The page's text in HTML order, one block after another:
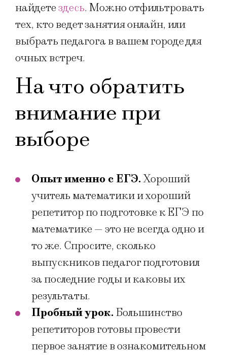
найдетездесь. Можно отфильтровать
тех, кто ведет занятия онлайн, или
выбрать педагога в вашем городе для
очных встреч.
На что обратить
внимание при
выборе
Опыт именно с ЕГЭ.Хороший
учитель математики и хороший
репетитор по подготовке к ЕГЭ по
математике — это не всегда одно и
то же. Спросите, сколько
выпускников педагог подготовил
за последние годы и каковы их
результаты.
Пробный урок.Большинство
репетиторов готовы провести
первое занятие в ознакомительном